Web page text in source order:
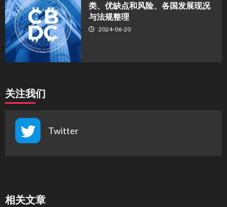
类、优缺点和风险、各国发展现况
与法规整理
2024-06-20
关注我们
Twitter
相关文章